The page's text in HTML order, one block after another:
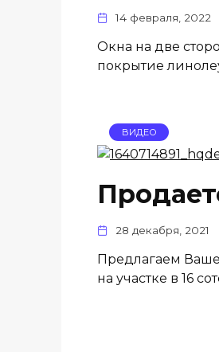
14 февраля, 2022
Окна на две
покрытие
ВИДЕО
28 декабря, 2021
Предлагаем
на участке в 16